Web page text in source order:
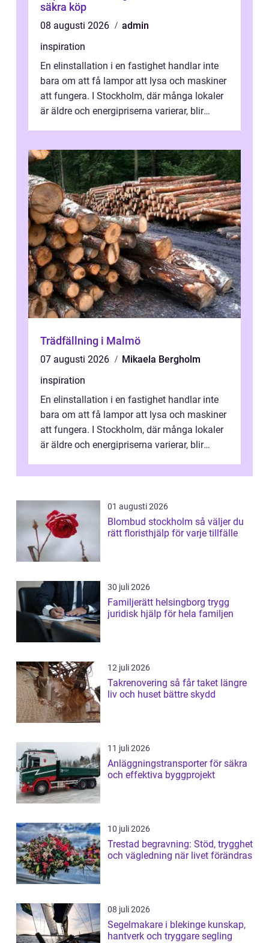
säkra köp
08 augusti 2026
admin
inspiration
En elinstallation i en fastighet handlar inte
bara om att få lampor att lysa och maskiner
att fungera. I Stockholm, där många lokaler
är äldre och energipriserna varierar, blir
Trädfällning i Malmö
07 augusti 2026
Mikaela Bergholm
inspiration
En elinstallation i en fastighet handlar inte
bara om att få lampor att lysa och maskiner
att fungera. I Stockholm, där många lokaler
är äldre och energipriserna varierar, blir
01 augusti 2026
Blombud stockholm så väljer du
rätt floristhjälp för varje tillfälle
30 juli 2026
Familjerätt helsingborg trygg
juridisk hjälp för hela familjen
12 juli 2026
Takrenovering så får taket längre
liv och huset bättre skydd
11 juli 2026
Anläggningstransporter för säkra
och effektiva byggprojekt
10 juli 2026
Trestad begravning: Stöd, trygghet
och vägledning när livet förändras
08 juli 2026
Segelmakare i blekinge kunskap,
hantverk och tryggare segling